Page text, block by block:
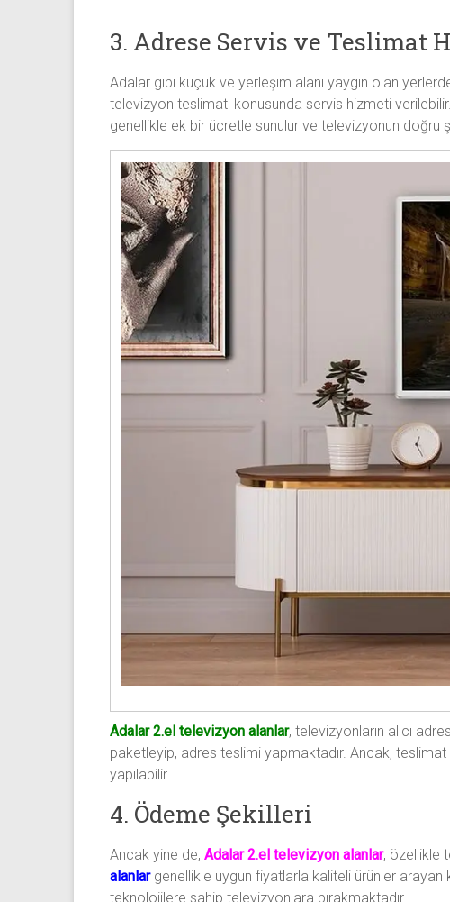
3. Adrese Servis ve Teslimat
Adalar gibi küçük ve yerleşim alanı yaygın olan
televizyon teslimatı konusunda servis hizmeti
genellikle ek bir ücretle sunulur ve televizyonun doğru
Adalar 2.el televizyon alanlar, televizyonların alıcı
paketleyip, adres teslimi yapmaktadır. Ancak,
yapılabilir.
4. Ödeme Şekilleri
Ancak yine de, Adalar 2.el televizyon alanlar, özellikle
alanlargenellikle uygun fiyatlarla kaliteli ürünler arayan
teknolojilere sahip televizyonlara bırakmaktadır.